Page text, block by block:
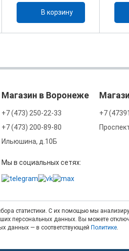
В корзину
Магазин в Воронеже
+7 (473) 250-22-33
+7 (473) 200-89-80
Ильюшина, д.10Б
Мы в социальных сетях:
+7
статистики. С их помощью мы
персональных данных. Вы можете
данных — в соответствующей Политике